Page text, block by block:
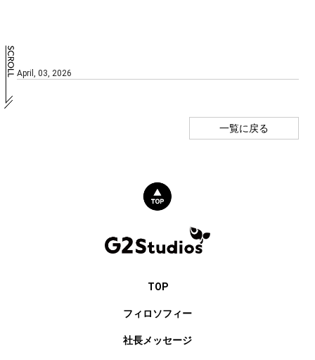
April, 03, 2026
一覧に戻る
TOP
フィロソフィー
社長メッセージ